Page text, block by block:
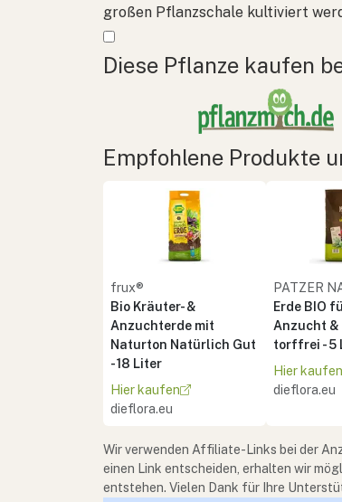
großen Pflanzschale kultiviert
Mehr anzeigen
Diese Pflanze kaufen
Empfohlene Produkte
frux®
Bio Kräuter- &
Anzuchterde mit
Naturton Natürlich Gut
- 18 Liter
Hier kaufen
dieflora.eu
PATZER
Erde BIO
Anzucht
torffrei - 5
Hier kaufen
dieflora.eu
Wir verwenden Affiliate-Links bei der
einen Link entscheiden, erhalten wir
entstehen. Vielen Dank für Ihre